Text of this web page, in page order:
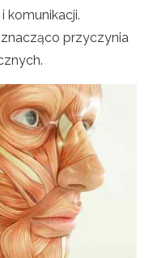
komunikacji.
znacząco przyczynia